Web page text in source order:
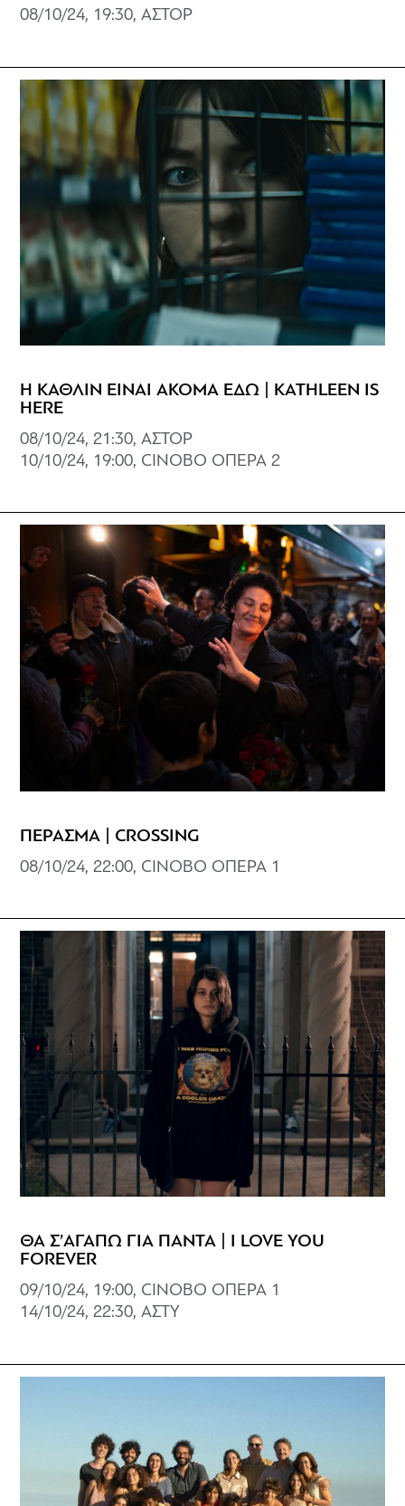
08/10/24, 19:30, ΑΣΤΟΡ
Η ΚΑΘΛΙΝ ΕΙΝΑΙ ΑΚΟΜΑ ΕΔΩ | KATHLEEN IS
HERE
08/10/24, 21:30, ΑΣΤΟΡ
10/10/24, 19:00, CINOBO ΟΠΕΡΑ 2
ΠΕΡΑΣΜΑ | CROSSING
08/10/24, 22:00, CINOBO ΟΠΕΡΑ 1
ΘΑ Σ’ΑΓΑΠΩ ΓΙΑ ΠΑΝΤΑ | I LOVE YOU
FOREVER
09/10/24, 19:00, CINOBO ΟΠΕΡΑ 1
14/10/24, 22:30, ΑΣΤΥ